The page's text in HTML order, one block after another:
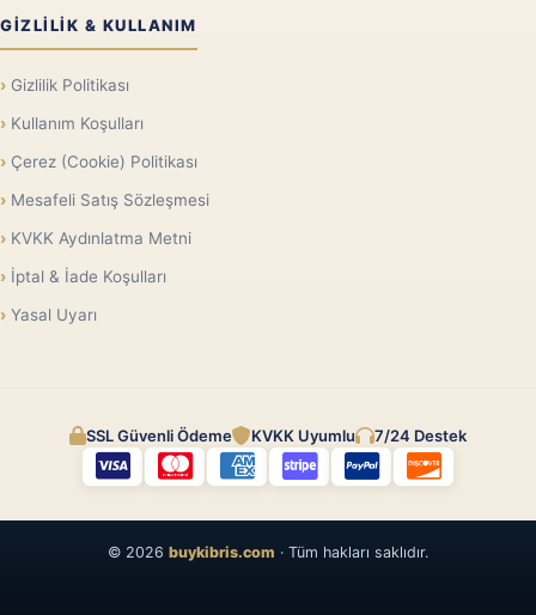
GIZLILIK & KULLANIM
Gizlilik Politikası
Kullanım Koşulları
Çerez (Cookie) Politikası
Mesafeli Satış Sözleşmesi
KVKK Aydınlatma Metni
İptal & İade Koşulları
Yasal Uyarı
SSL Güvenli Ödeme KVKK Uyumlu 7/24 Destek
© 2026 buykibris.com · Tüm hakları saklıdır.